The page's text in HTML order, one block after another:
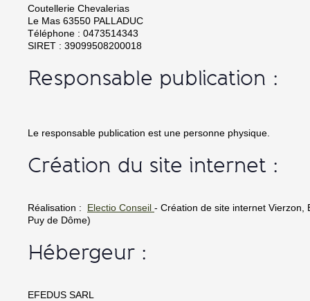
Coutellerie Chevalerias
Le Mas 63550 PALLADUC
Téléphone : 0473514343
SIRET : 39099508200018
Responsable publication :
Le responsable publication est une personne physique.
Création du site internet :
Réalisation : Electio Conseil - Création de site internet
Puy de Dôme)
Hébergeur :
EFEDUS SARL